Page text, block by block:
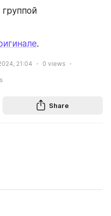
.
21:04 0 views
Share